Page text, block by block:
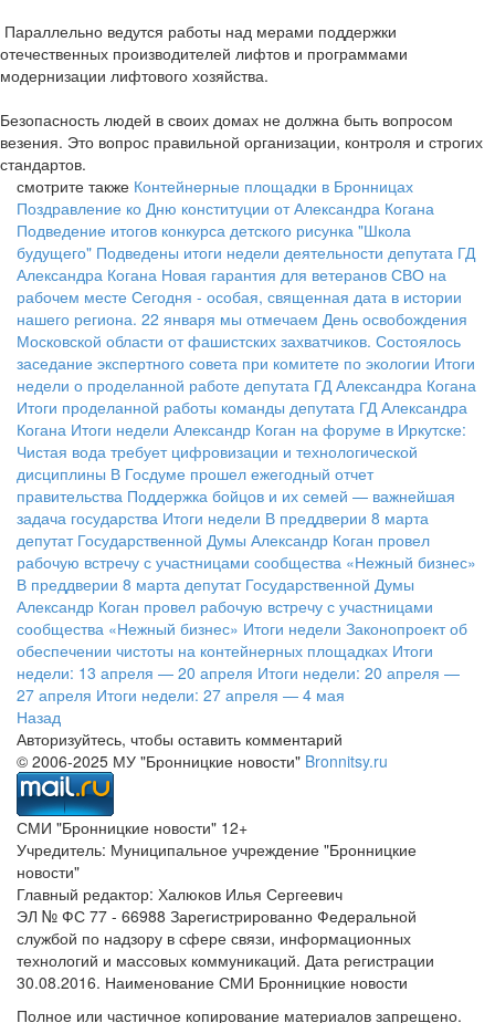
Параллельно ведутся работы над мерами поддержки
отечественных производителей лифтов и программами
модернизации лифтового хозяйства.
Безопасность людей в своих домах не должна быть вопросом
везения. Это вопрос правильной организации, контроля и строгих
стандартов.
смотрите также Контейнерные площадки в Бронницах
Поздравление ко Дню конституции от Александра Когана
Подведение итогов конкурса детского рисунка "Школа
будущего" Подведены итоги недели деятельности депутата ГД
Александра Когана Новая гарантия для ветеранов СВО на
рабочем месте Сегодня - особая, священная дата в истории
нашего региона. 22 января мы отмечаем День освобождения
Московской области от фашистских захватчиков. Состоялось
заседание экспертного совета при комитете по экологии Итоги
недели о проделанной работе депутата ГД Александра Когана
Итоги проделанной работы команды депутата ГД Александра
Когана Итоги недели Александр Коган на форуме в Иркутске:
Чистая вода требует цифровизации и технологической
дисциплины В Госдуме прошел ежегодный отчет
правительства Поддержка бойцов и их семей — важнейшая
задача государства Итоги недели В преддверии 8 марта
депутат Государственной Думы Александр Коган провел
рабочую встречу с участницами сообщества «Нежный бизнес»
В преддверии 8 марта депутат Государственной Думы
Александр Коган провел рабочую встречу с участницами
сообщества «Нежный бизнес» Итоги недели Законопроект об
обеспечении чистоты на контейнерных площадках Итоги
недели: 13 апреля — 20 апреля Итоги недели: 20 апреля —
27 апреля Итоги недели: 27 апреля — 4 мая
Назад
Авторизуйтесь, чтобы оставить комментарий
© 2006-2025 МУ "Бронницкие новости" Bronnitsy.ru
СМИ "Бронницкие новости" 12+
Учредитель: Муниципальное учреждение "Бронницкие
новости"
Главный редактор: Халюков Илья Сергеевич
ЭЛ № ФС 77 - 66988 Зарегистрированно Федеральной
службой по надзору в сфере связи, информационных
технологий и массовых коммуникаций. Дата регистрации
30.08.2016. Наименование СМИ Бронницкие новости
Полное или частичное копирование материалов запрещено.